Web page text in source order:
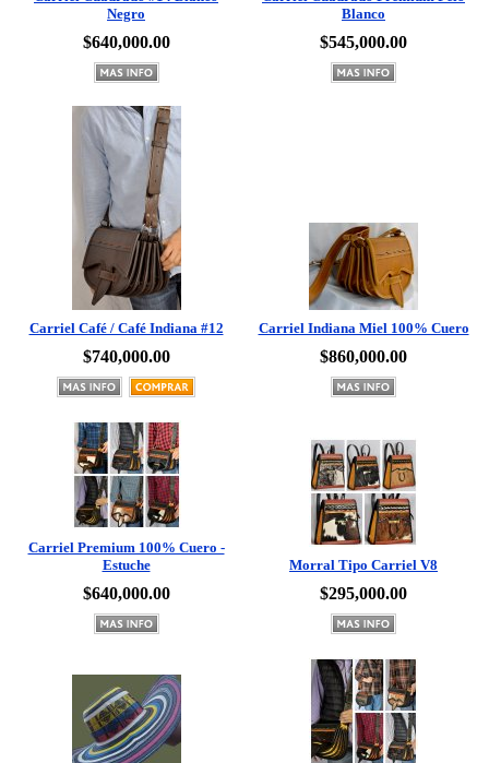
$640,000.00 $545,000.00
Carriel Café / Café Indiana #12
$740,000.00
Carriel Indiana Miel 100% Cuero
$860,000.00
Carriel Premium 100% Cuero -
$640,000.00
Morral Tipo Carriel V8
$295,000.00
Carriel Tradicional Premium